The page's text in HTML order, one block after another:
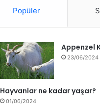
Popüler
Appenzel
23/06/2024
Hayvanlar ne kadar yaşar?
01/06/2024